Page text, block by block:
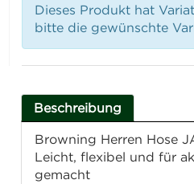
Dieses Produkt hat
bitte die gewünschte
Beschreibung
Browning Herren Hose
Leicht, flexibel und für
gemacht